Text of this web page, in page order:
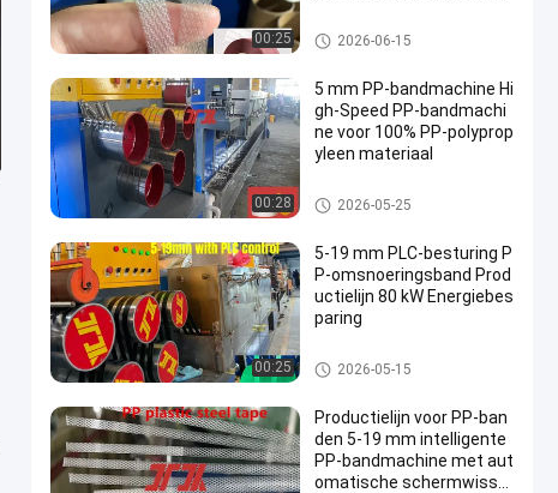
00:25 PP-bandband extrusielijn
2026-06-15
00:28
5 mm PP-bandmachine Hi
gh-Speed PP-bandmachi
ne voor 100% PP-polyprop
yleen materiaal
PP-bandband extrusielijn
2026-05-25
00:25
5-19 mm PLC-besturing P
P-omsnoeringsband Prod
uctielijn 80 kW Energiebes
paring
Machine voor het maken van P
P-banden
2026-05-15
Productielijn voor PP-ban
den 5-19 mm intelligente
PP-bandmachine met aut
omatische schermwissel